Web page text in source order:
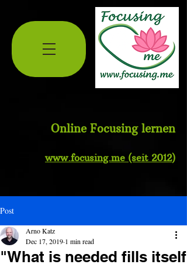
Online Focusing lernen
www.focusing.me (seit 2012)
Post
"What is needed fills itself
Arno Katz
Dec 17, 2019 1 min read